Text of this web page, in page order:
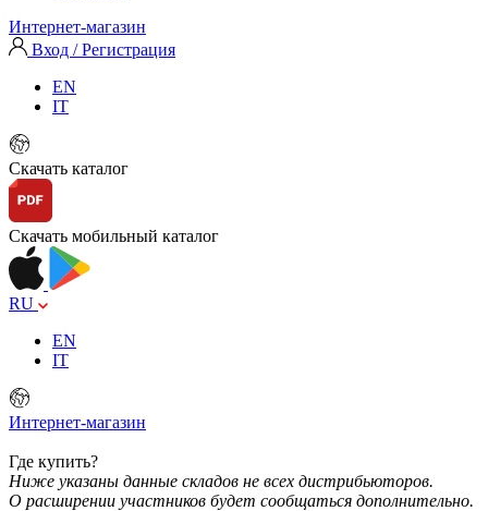
Интернет-магазин
Вход / Регистрация
EN
IT
Скачать каталог
Скачать мобильный каталог
RU
EN
IT
Интернет-магазин
Где купить?
Ниже указаны данные складов не всех дистрибьюторов.
О расширении участников будет сообщаться дополнительно.